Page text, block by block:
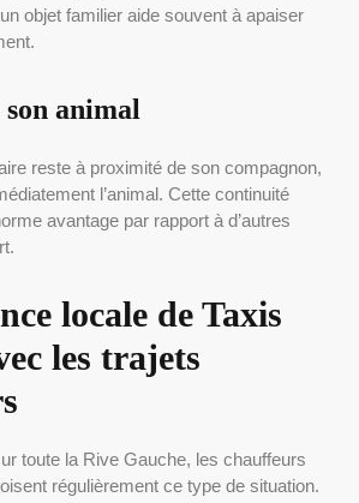
objet familier aide souvent à apaiser
animal
reste à proximité de son compagnon,
l’animal. Cette continuité
avantage par rapport à d’autres
locale de Taxis
les trajets
toute la Rive Gauche, les chauffeurs
régulièrement ce type de situation.